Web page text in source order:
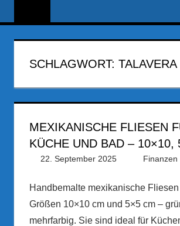
SCHLAGWORT:
MEXIKANISCHE FLIESEN
KÜCHE UND BAD – 10×10,
22. September 2025 PRGateway
Finanzen
Handbemalte mexikanische
Größen 10×10 cm und 5×5 cm –
mehrfarbig. Sie sind ideal für